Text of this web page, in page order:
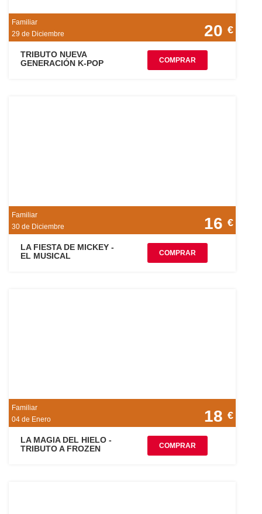
Familiar
29 de Diciembre
20 €
TRIBUTO NUEVA
GENERACIÓN K-POP
COMPRAR
Familiar
30 de Diciembre
16 €
LA FIESTA DE MICKEY -
EL MUSICAL
COMPRAR
Familiar
04 de Enero
18 €
LA MAGIA DEL HIELO -
TRIBUTO A FROZEN
COMPRAR